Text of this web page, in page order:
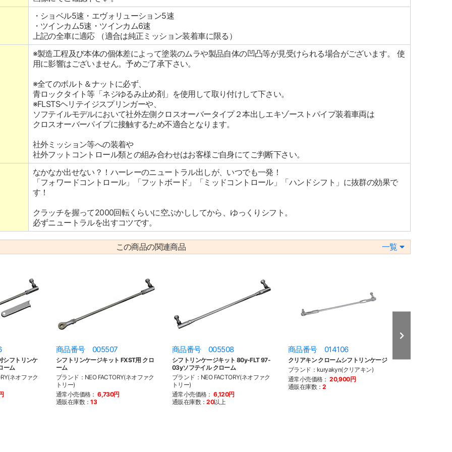
・ショベル5速・エヴォリューション5速
・ツインカム5速・ツインカム6速
上記の全車に適応 （適合は純正ミッション装着車に限る）
※製造工程及び本体の個体差によって塗装のムラや製品自体の凹凸等が見受けられる場合がございます。 使
用に影響はございません。予めご了承下さい。
※全てのボルト＆ナットに必ず、
青ロックタイト等「ネジゆるみ止め剤」を使用して取り付けして下さい。
※FLSTSヘリテイジスプリンガーや、
ソフテイルモデルにおいて社外左側クロスオーバータイプ２本出しエキゾーストパイプ装着車両は
クロスオーバーパイプに接触するため不適合となります。
社外ミッション等への装着や
社外フットコントロール類との組み合わせはお客様ご自身にてご判断下さい。
なかなか出せない？！ハーレーのニュートラル出しが、いつでも一発！
「フォワードコントロール」「フットボード」「ミッドコントロール」「ハンドシフト」に抜群の効果で
す！
クラッチを握って2000回転くらいに空ぶかししてから、ゆっくりシフト。
必ずニュートラルを出すコツです。
この商品の関連商品 一覧
シフトリンケ
ーム
ネオファク
商品番号 005507
シフトリンケージキット FXST用 クロ
ーム
ブランド：NEO FACTORY(ネオファク
トリー)
通常小売価格： 6,730円
通販在庫数：13
商品番号 005508
シフトリンケージキット 80y-FLT 97-
03yソフテイル クローム
ブランド：NEO FACTORY(ネオファク
トリー)
通常小売価格： 6,120円
通販在庫数：20以上
商品番号 014106
クリアキン クロームシフトリンケージ
ブランド：kuryakyn(クリアキン)
通常小売価格： 20,900円
通販在庫数：2
クリアキン